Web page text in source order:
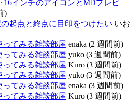
インチのアイコンとMDプレビ
)
起点と終点に目印をつけたい いお
てみる雑談部屋 enaka (2 週間前)
てみる雑談部屋 yuko (3 週間前)
てみる雑談部屋 Kuro (3 週間前)
てみる雑談部屋 yuko (3 週間前)
てみる雑談部屋 enaka (3 週間前)
てみる雑談部屋 Kuro (3 週間前)